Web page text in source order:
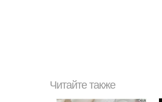
Читайте также